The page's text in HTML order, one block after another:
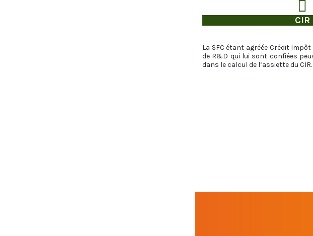
CIR
La SFC étant agréée Crédit
de R&D qui lui sont confiées
dans le calcul de l’assiette du CIR.